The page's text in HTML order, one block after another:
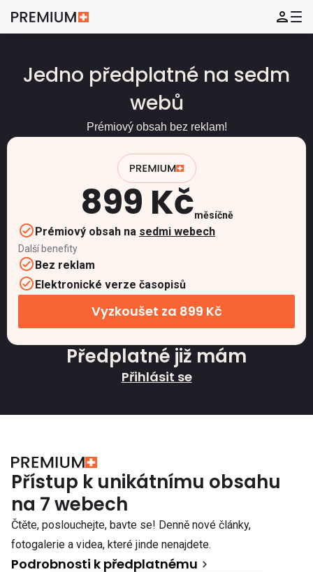
Jedno předplatné na sedm
webů
Prémiový obsah bez reklam!
899 Kčměsíčně
Prémiový obsah na sedmi webech
Další benefity
Bez reklam
Elektronické verze časopisů
Vyzkoušet za 899 Kč
Předplatné již mám
Přihlásit se
Přístup k unikátnímu obsahu
na 7 webech
Čtěte, poslouchejte, bavte se! Denně nové články,
fotogalerie a videa, které jinde nenajdete.
Podrobnosti k předplatnému